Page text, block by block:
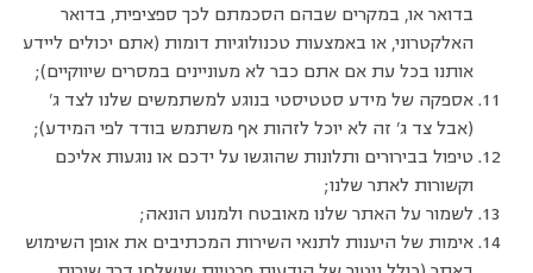
בדואר או, במקרים שבהם הסכמתם לכך ספציפית, בדואר
האלקטרוני, או באמצעות טכנולוגיות דומות (אתם יכולים ליידע
אותנו בכל עת אם אתם כבר לא מעוניינים במסרים שיווקיים);
אספקה של מידע סטטיסטי בנוגע למשתמשים שלנו לצד ג’
(אבל צד ג’ זה לא יוכל לזהות אף משתמש בודד לפי המידע);
טיפול בבירורים ותלונות שהוגשו על ידכם או נוגעות אליכם
וקשורות לאתר שלנו;
לשמור על האתר שלנו מאובטח ולמנוע הונאה;
אימות של היענות לתנאי השירות המכתיבים את אופן השימוש